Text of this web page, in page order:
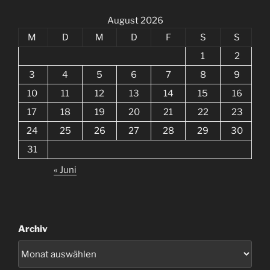
August 2026
M
D M D F S
S
1
2
3
4 5 6 7 8
9
10
11 12 13 14 15
16
17
18 19 20 21 22
23
24
25 26 27 28 29
30
31
« Juni
Archiv